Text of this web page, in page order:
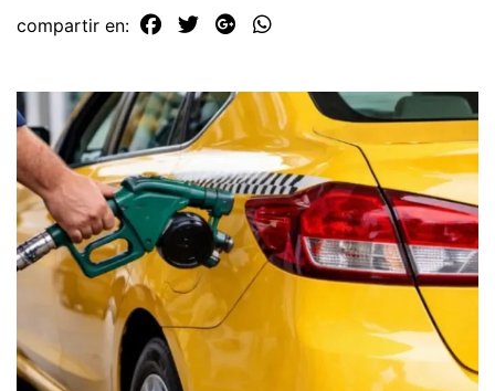
compartir en: